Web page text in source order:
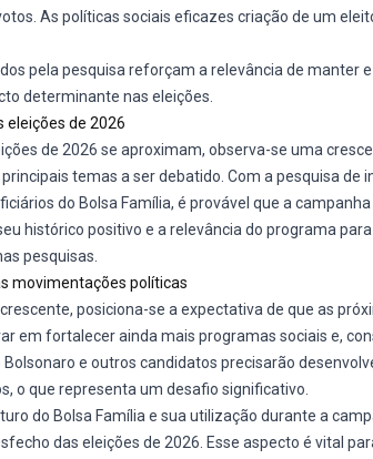
As políticas sociais eficazes criação de um
pela pesquisa reforçam a relevância de manter
determinante nas eleições.
eleições de 2026
de 2026 se aproximam, observa-se uma
temas a ser debatido. Com a pesquisa
do Bolsa Família, é provável que a
histórico positivo e a relevância do programa
pesquisas.
movimentações políticas
posiciona-se a expectativa de que as
em fortalecer ainda mais programas sociais e,
e outros candidatos precisarão
o que representa um desafio significativo.
do Bolsa Família e sua utilização durante a
das eleições de 2026. Esse aspecto é vital